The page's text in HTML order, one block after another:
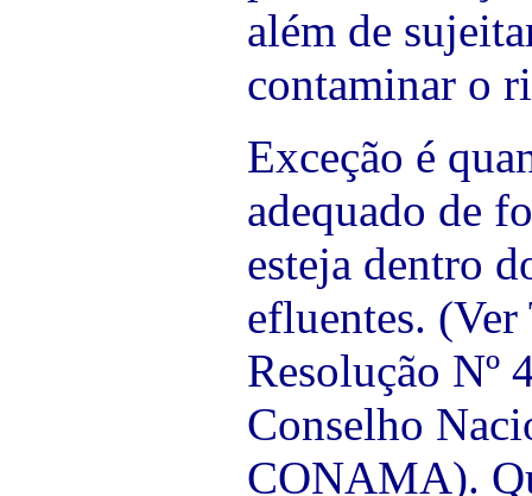
além de
contaminar o
Exceção é
adequado de
esteja dentro
efluentes.
Resolução Nº
Conselho
CONAMA).